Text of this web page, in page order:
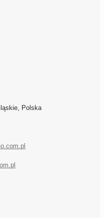
Polska